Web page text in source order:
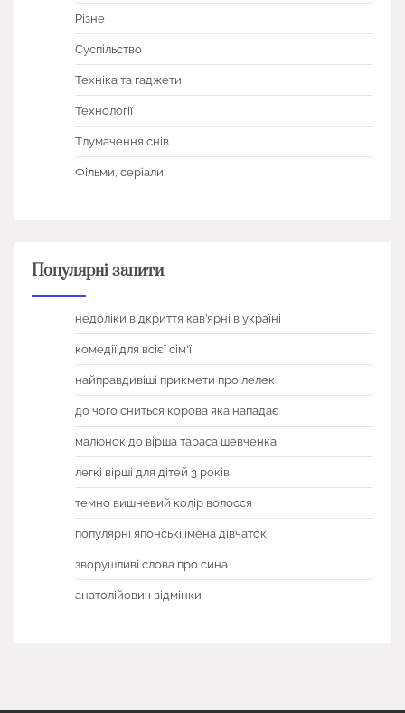
Різне
Суспільство
Техніка та гаджети
Технології
Тлумачення снів
Фільми, серіали
Популярні запити
недоліки відкриття кав’ярні в україні
комедії для всієї сім'ї
найправдивіші прикмети про лелек
до чого сниться корова яка нападає
малюнок до вірша тараса шевченка
легкі вірші для дітей 3 років
темно вишневий колір волосся
популярні японські імена дівчаток
зворушливі слова про сина
анатолійович відмінки